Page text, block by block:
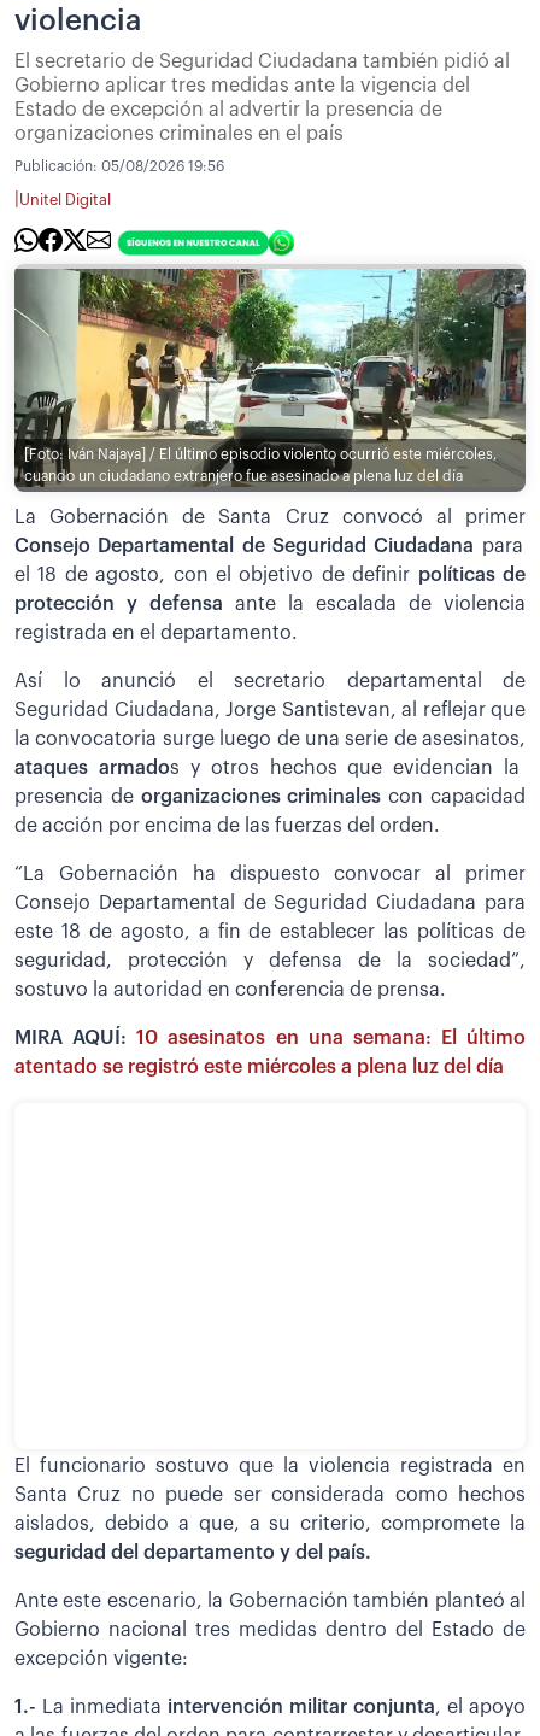
violencia
El secretario de Seguridad Ciudadana también pidió al
Gobierno aplicar tres medidas ante la vigencia del
Estado de excepción al advertir la presencia de
organizaciones criminales en el país
Publicación: 05/08/2026 19:56
Unitel Digital
[Foto: Iván Najaya] / El último episodio violento ocurrió este miércoles,
cuando un ciudadano extranjero fue asesinado a plena luz del día
La Gobernación de Santa Cruz convocó al primer
Consejo Departamental de Seguridad Ciudadana para
el 18 de agosto, con el objetivo de definir políticas de
protección y defensa ante la escalada de violencia
registrada en el departamento.
Así lo anunció el secretario departamental de
Seguridad Ciudadana, Jorge Santistevan, al reflejar que
la convocatoria surge luego de una serie de asesinatos,
ataques armados y otros hechos que evidencian la
presencia de organizaciones criminales con capacidad
de acción por encima de las fuerzas del orden.
“La Gobernación ha dispuesto convocar al primer
Consejo Departamental de Seguridad Ciudadana para
este 18 de agosto, a fin de establecer las políticas de
seguridad, protección y defensa de la sociedad”,
sostuvo la autoridad en conferencia de prensa.
MIRA AQUÍ:10 asesinatos en una semana: El último
atentado se registró este miércoles a plena luz del día
El funcionario sostuvo que la violencia registrada en
Santa Cruz no puede ser considerada como hechos
aislados, debido a que, a su criterio, compromete la
seguridad del departamento y del país.
Ante este escenario, la Gobernación también planteó al
Gobierno nacional tres medidas dentro del Estado de
excepción vigente:
1.- La inmediata intervención militar conjunta, el apoyo